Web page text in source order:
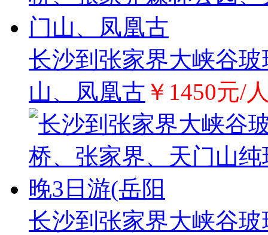
长沙到张家界大峡谷
山、凤凰古 ￥1450元/
长沙到张家界大峡谷